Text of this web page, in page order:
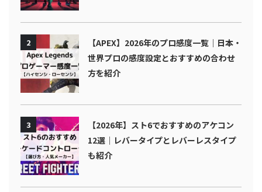
2
【APEX】2026年のプロ感度一覧｜日本・
世界プロの感度設定とおすすめの合わせ
方を紹介
3
【2026年】スト6でおすすめのアケコン
12選｜レバータイプとレバーレスタイプ
も紹介